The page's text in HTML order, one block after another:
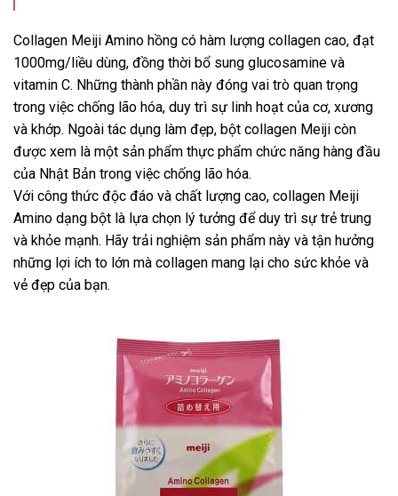
Collagen Meiji Amino hồng có hàm lượng collagen cao, đạt
1000mg/liều dùng, đồng thời bổ sung glucosamine và
vitamin C. Những thành phần này đóng vai trò quan trọng
trong việc chống lão hóa, duy trì sự linh hoạt của cơ, xương
và khớp. Ngoài tác dụng làm đẹp, bột collagen Meiji còn
được xem là một sản phẩm thực phẩm chức năng hàng đầu
của Nhật Bản trong việc chống lão hóa.
Với công thức độc đáo và chất lượng cao, collagen Meiji
Amino dạng bột là lựa chọn lý tưởng để duy trì sự trẻ trung
và khỏe mạnh. Hãy trải nghiệm sản phẩm này và tận hưởng
những lợi ích to lớn mà collagen mang lại cho sức khỏe và
vẻ đẹp của bạn.